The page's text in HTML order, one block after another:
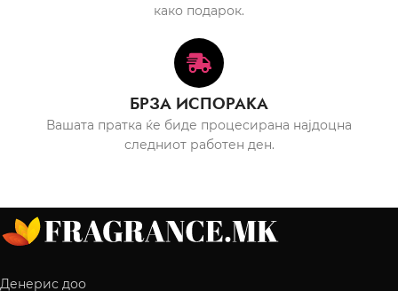
како подарок.
БРЗА ИСПОРАКА
Вашата пратка ќе биде процесирана најдоцна
следниот работен ден.
Денерис доо